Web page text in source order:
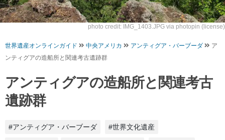
photo credit: IMG_1403.JPG via photopin (license)
世界遺産オンラインガイド 中央アメリカ アンティグア・バーブーダ
ア
ンティグアの造船所と関連考古遺跡群
アンティグアの造船所と関連考古
遺跡群
#アンティグア・バーブーダ #世界文化遺産